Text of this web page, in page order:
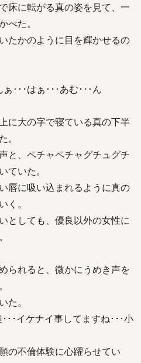
床に転がる真の姿を見て、一
べた。
たかのように目を輝かせるの
ぁ･･･はぁ･･･あむ･･･ん
に大の字で寝ている真の下半
。
と、ペチャペチャグチュグチ
ていた。
唇に吸い込まれるように真の
く。
としても、優良以外の女性に
られると、微かにうめき声を
た。
･･イケナイ事してますね･･･小
の不倫体験に心躍らせてい